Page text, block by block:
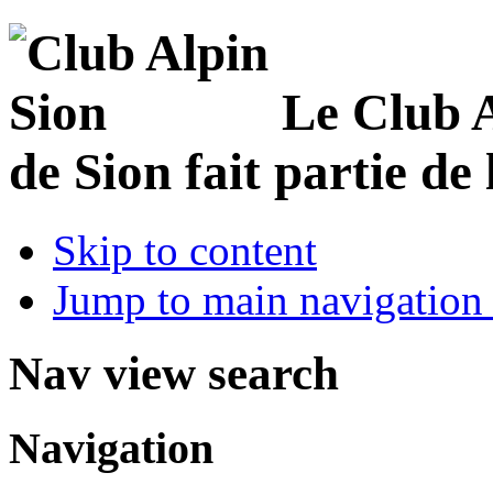
Le Club
de Sion fait partie de
Skip to content
Jump to main
Nav view search
Navigation